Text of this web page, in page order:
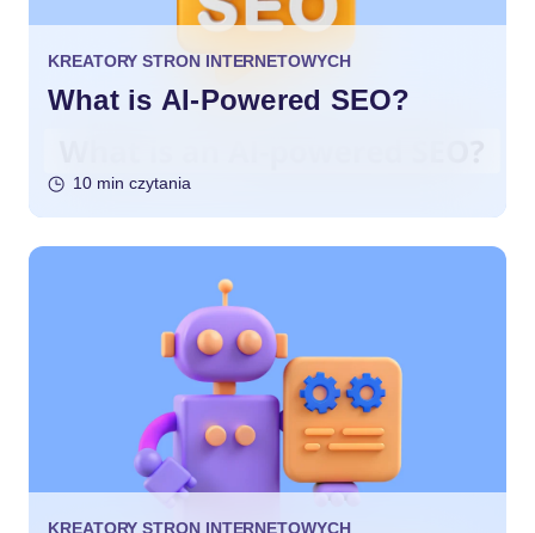
KREATORY STRON INTERNETOWYCH
What is AI-Powered SEO?
10 min czytania
KREATORY STRON INTERNETOWYCH